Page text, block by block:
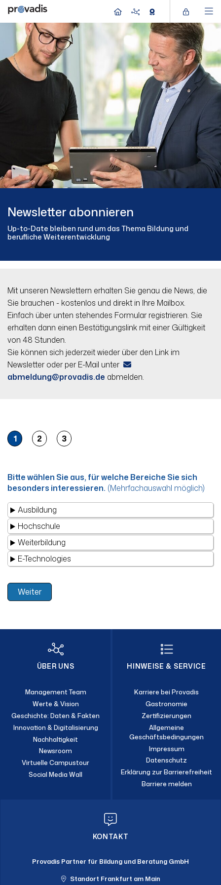
Newsletter abonnieren
Up-to-Date bleiben rund um das Thema Bildung und
berufliche Weiterentwicklung
Mit unseren Newslettern erhalten Sie genau die News, die
Sie brauchen - kostenlos und direkt in Ihre Mailbox.
Einfach über unten stehendes Formular registrieren. Sie
erhalten dann einen Bestätigungslink mit einer Gültigkeit
von 48 Stunden.
Sie können sich jederzeit wieder über den Link im
Newsletter oder per E-Mail unter
abmeldung
provadis.de abmelden.
1 2 3
Bitte wählen Sie aus, für welche Bereiche Sie sich
besonders interessieren. (Mehrfachauswahl möglich)
Ausbildung
Hochschule
Weiterbildung
E-Technologies
Weiter
ÜBER UNS
Management Team
Werte & Vision
Geschichte: Daten & Fakten
Innovation & Digitalisierung
Nachhaltigkeit
Newsroom
Virtuelle Campustour
Social Media Wall
HINWEISE & SERVICE
Karriere bei Provadis
Gastronomie
Zertifizierungen
Allgemeine
Geschäftsbedingungen
Impressum
Datenschutz
Erklärung zur Barrierefreiheit
Barriere melden
KONTAKT
Provadis Partner für Bildung und Beratung GmbH
Standort Frankfurt am Main